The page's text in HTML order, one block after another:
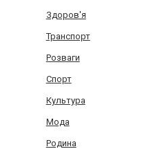
Здоров'я
Транспорт
Розваги
Спорт
Культура
Мода
Родина